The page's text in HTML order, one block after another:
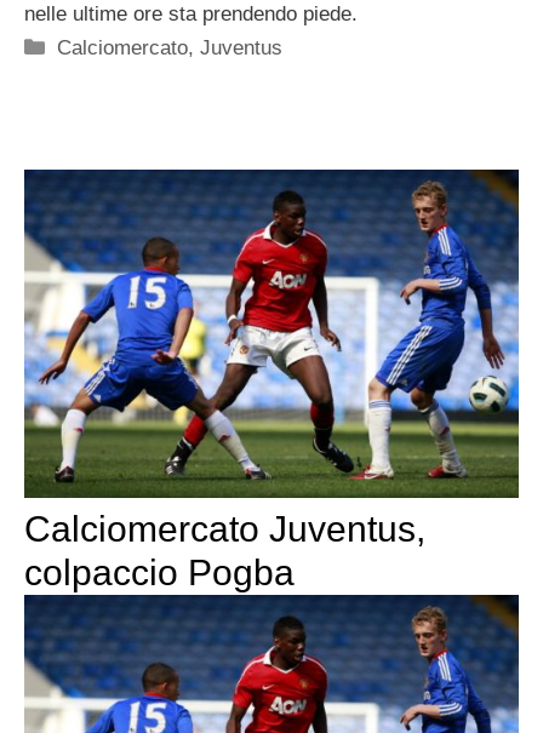
nelle ultime ore sta prendendo piede.
Categorie
Calciomercato,Juventus
Calciomercato Juventus,
colpaccio Pogba